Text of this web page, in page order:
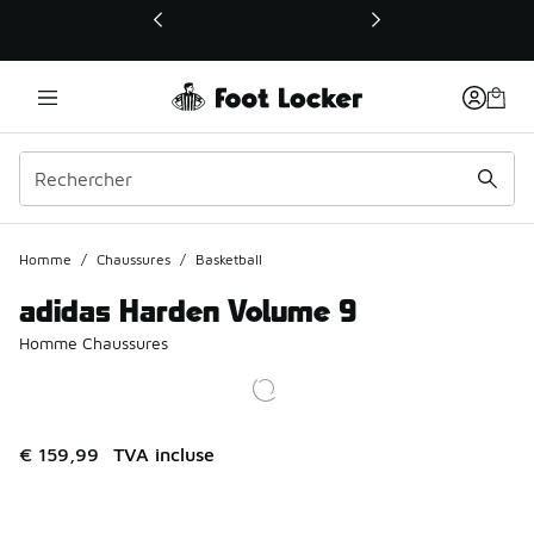
Ce lien ouvrira une nouvelle fenêtre
Homme / Chaussures / Basketball
adidas Harden Volume 9
Homme Chaussures
€ 159,99 TVA incluse